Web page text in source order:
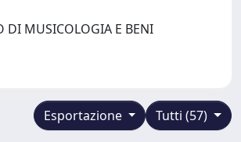
DI MUSICOLOGIA E BENI
Tutti (57)
Esportazione